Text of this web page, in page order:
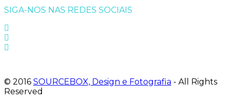
SIGA-NOS NAS REDES SOCIAIS
© 2016 SOURCEBOX, Design e Fotografia - All Rights
Reserved